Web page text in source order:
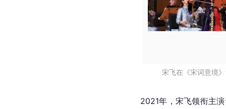
宋飞在《宋词意境
2021年，宋飞领衔主